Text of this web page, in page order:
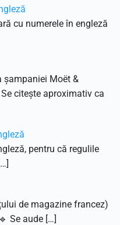
cu numerele în engleză
șampaniei Moët &
citește aproximativ ca
pentru că regulile
de magazine francez)
Se aude […]